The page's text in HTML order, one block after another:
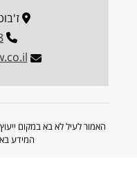
האמור לעיל לא בא במקום
המידע